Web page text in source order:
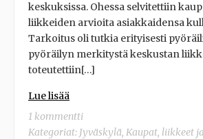
keskuksissa. Ohessa selvitettiin
liikkeiden arvioita asiakkaidensa
Tarkoitus oli tutkia erityisesti
pyöräilyn merkitystä keskustan
toteutettiin[…]
Lue lisää
1 kommentti
Kategoriat: Jyväskylä, Kaupat, liikkeet